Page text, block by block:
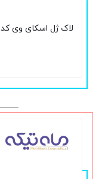
لاک ژل اسکای وی کد 118 حجم 15 میلی لیتر